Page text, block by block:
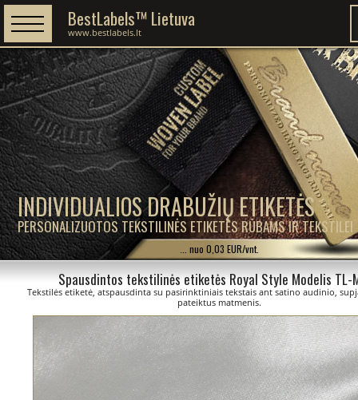
INDIVIDUALIOS DRABUŽIŲ ETIKETĖS
PERSONALIZUOTOS TEKSTILINĖS ETIKETĖS RŪBAMS IR TEKSTILEI
BestLabels™ Lietuva
www.bestlabels.lt
... nuo 0,03 EUR/vnt.
Spausdintos tekstilinės etiketės Royal Style Modelis TL-
Tekstilės etiketė, atspausdinta su pasirinktiniais tekstais ant satino audinio,
pateiktus matmenis.